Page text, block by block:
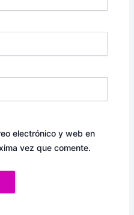
electrónico y web en
vez que comente.